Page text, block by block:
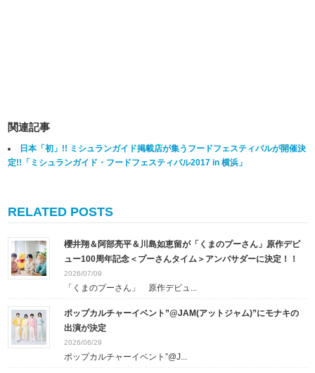
関連記事
日本「初」!! ミシュランガイド掲載店が集うフードフェスティバルが開催決
定!!「ミシュランガイド・フードフェスティバル2017 in 横浜」
RELATED POSTS
櫻井翔＆阿部亮平＆川島如恵留が「くまのプーさん」原作デビ
ュー100周年記念＜プーさんタイム＞アンバサダーに決定！！
2026/07/09
「くまのプーさん」 原作デビュ...
ポップカルチャーイベント”@JAM(アットジャム)”にモナキの
出演が決定
2026/06/29
ポップカルチャーイベント”@J...